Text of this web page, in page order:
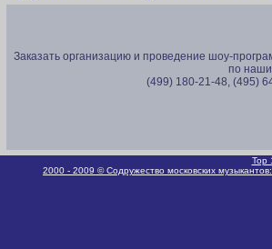
Заказать организацию и проведение шоу-
по
(499) 180-21-48, (495)
Top
2000 - 2009 © Содружество московских